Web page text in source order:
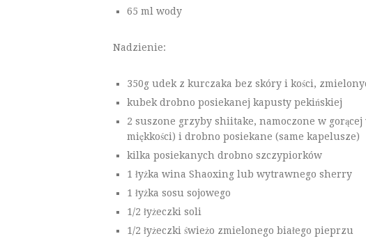
65 ml wody
Nadzienie:
350g udek z kurczaka bez skóry i kości,
kubek drobno posiekanej kapusty pekińskiej
2 suszone grzyby shiitake, namoczone w
miękkości) i drobno posiekane (same kapelusze)
kilka posiekanych drobno szczypiorków
1 łyżka wina Shaoxing lub wytrawnego sherry
1 łyżka sosu sojowego
1/2 łyżeczki soli
1/2 łyżeczki świeżo zmielonego białego pieprzu